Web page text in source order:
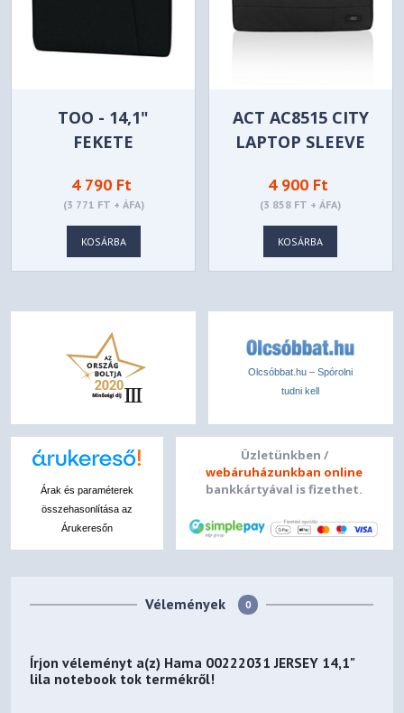
TOO - 14,1"
FEKETE
4 790 Ft
(3 771 FT + ÁFA)
KOSÁRBA
ACT AC8515 CITY
LAPTOP SLEEVE
4 900 Ft
(3 858 FT + ÁFA)
KOSÁRBA
Olcsóbbat.hu – Spórolni
tudni kell
Árak és paraméterek
összehasonlítása az
Árukeresőn
Üzletünkben /
webáruházunkban online
bankkártyával is fizethet.
Vélemények 0
Írjon véleményt a(z) Hama 00222031 JERSEY 14,1"
lila notebook tok termékről!